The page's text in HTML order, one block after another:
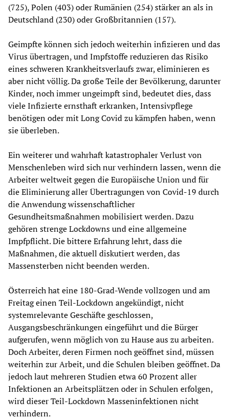
(725), Polen (403) oder Rumänien (254) stärker an als in
Deutschland (230) oder Großbritannien (157).
Geimpfte können sich jedoch weiterhin infizieren und das
Virus übertragen, und Impfstoffe reduzieren das Risiko
eines schweren Krankheitsverlaufs zwar, eliminieren es
aber nicht völlig. Da große Teile der Bevölkerung, darunter
Kinder, noch immer ungeimpft sind, bedeutet dies, dass
viele Infizierte ernsthaft erkranken, Intensivpflege
benötigen oder mit Long Covid zu kämpfen haben, wenn
sie überleben.
Ein weiterer und wahrhaft katastrophaler Verlust von
Menschenleben wird sich nur verhindern lassen, wenn die
Arbeiter weltweit gegen die Europäische Union und für
die Eliminierung aller Übertragungen von Covid-19 durch
die Anwendung wissenschaftlicher
Gesundheitsmaßnahmen mobilisiert werden. Dazu
gehören strenge Lockdowns und eine allgemeine
Impfpflicht. Die bittere Erfahrung lehrt, dass die
Maßnahmen, die aktuell diskutiert werden, das
Massensterben nicht beenden werden.
Österreich hat eine 180-Grad-Wende vollzogen und am
Freitag einen Teil-Lockdown angekündigt, nicht
systemrelevante Geschäfte geschlossen,
Ausgangsbeschränkungen eingeführt und die Bürger
aufgerufen, wenn möglich von zu Hause aus zu arbeiten.
Doch Arbeiter, deren Firmen noch geöffnet sind, müssen
weiterhin zur Arbeit, und die Schulen bleiben geöffnet. Da
jedoch laut mehreren Studien etwa 60 Prozent aller
Infektionen an Arbeitsplätzen oder in Schulen erfolgen,
wird dieser Teil-Lockdown Masseninfektionen nicht
verhindern.